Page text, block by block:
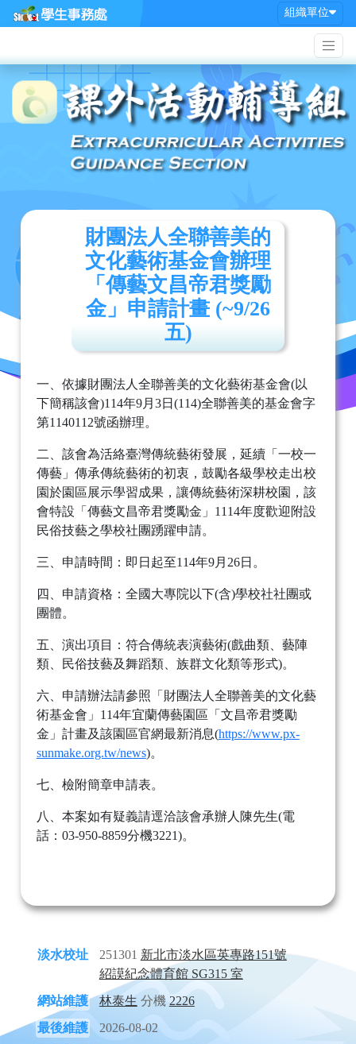
組織單位
財團法人全聯善美的
文化藝術基金會辦理
「傳藝文昌帝君獎勵
金」申請計畫 (~9/26
五)
一、依據財團法人全聯善美的文化藝術基金會(以
下簡稱該會)114年9月3日(114)全聯善美的基金會字
第1140112號函辦理。
二、該會為活絡臺灣傳統藝術發展，延續「一校一
傳藝」傳承傳統藝術的初衷，鼓勵各級學校走出校
園於園區展示學習成果，讓傳統藝術深耕校園，該
會特設「傳藝文昌帝君獎勵金」1114年度歡迎附設
民俗技藝之學校社團踴躍申請。
三、申請時間：即日起至114年9月26日。
四、申請資格：全國大專院以下(含)學校社社團或
團體。
五、演出項目：符合傳統表演藝術(戲曲類、藝陣
類、民俗技藝及舞蹈類、族群文化類等形式)。
六、申請辦法請參照「財團法人全聯善美的文化藝
術基金會」114年宜蘭傳藝園區「文昌帝君獎勵
金」計畫及該園區官網最新消息(https://www.px-
sunmake.org.tw/news)。
七、檢附簡章申請表。
八、本案如有疑義請逕洽該會承辦人陳先生(電
話：03-950-8859分機3221)。
淡水校址 251301 新北市淡水區英專路151號
紹謨紀念體育館 SG315 室
網站維護
林泰生 分機 2226
最後維護
2026-08-02